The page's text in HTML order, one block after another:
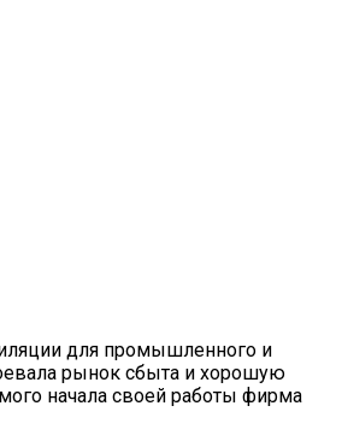
для промышленного и
рынок сбыта и хорошую
начала своей работы фирма